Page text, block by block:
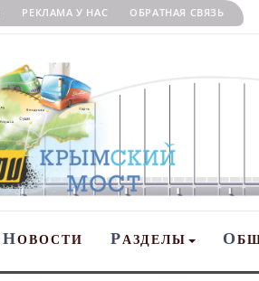
РЕКЛАМА У НАС ОБРАТНАЯ СВЯЗЬ
НОВОСТИ РАЗДЕЛЫ О